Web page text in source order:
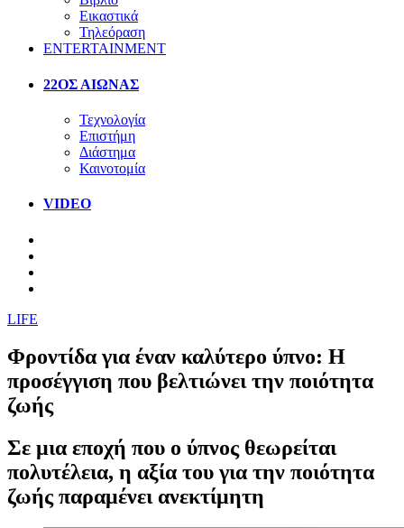
Εικαστικά
Τηλεόραση
ENTERTAINMENT
22ΟΣ ΑΙΩΝΑΣ
Τεχνολογία
Επιστήμη
Διάστημα
Καινοτομία
VIDEO
LIFE
Φροντίδα για έναν καλύτερο ύπνο: Η
προσέγγιση που βελτιώνει την ποιότητα
ζωής
Σε μια εποχή που ο ύπνος θεωρείται
πολυτέλεια, η αξία του για την ποιότητα
ζωής παραμένει ανεκτίμητη